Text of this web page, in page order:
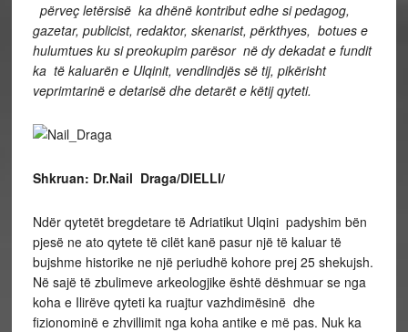
përveç letërsisë ka dhënë kontribut edhe si pedagog,
gazetar, publicist, redaktor, skenarist, përkthyes, botues e
hulumtues ku si preokupim parësor në dy dekadat e fundit
ka të kaluarën e Ulqinit, vendlindjës së tij, pikërisht
veprimtarinë e detarisë dhe detarët e këtij qyteti.
Shkruan: Dr.Nail Draga/DIELLI/
Ndër qytetët bregdetare të Adriatikut Ulqini padyshim bën
pjesë ne ato qytete të cilët kanë pasur një të kaluar të
bujshme historike ne një periudhë kohore prej 25 shekujsh.
Në sajë të zbulimeve arkeologjike është dëshmuar se nga
koha e Ilirëve qyteti ka ruajtur vazhdimësinë dhe
fizionominë e zhvillimit nga koha antike e më pas. Nuk ka